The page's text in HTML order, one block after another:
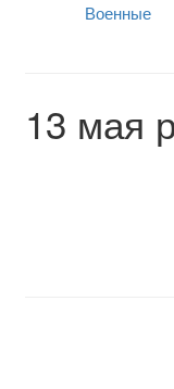
Военные
13 мая